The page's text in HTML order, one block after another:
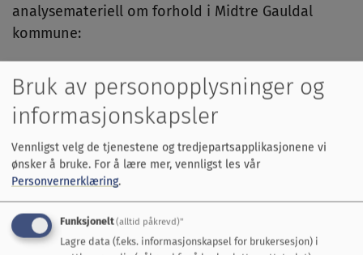
analysemateriell om forhold i Midtre Gauldal
kommune:
Befolkning og demografisk sammensetning,
bolig, økonomi m.m.
Nøkkeltall om kommunen fra SSB
Statistikk for Trondheimsregionen
Folkehelseprofil
Bruk av personopplysninger og
informasjonskapsler
Vennligst velg de tjenestene og tredjepartsapplikasjonene vi
ønsker å bruke. For å lære mer, vennligst les vår
Personvernerklæring.
Funksjonelt(alltid påkrevd)"
Lagre data (f.eks. informasjonskapsel for brukersesjon) i